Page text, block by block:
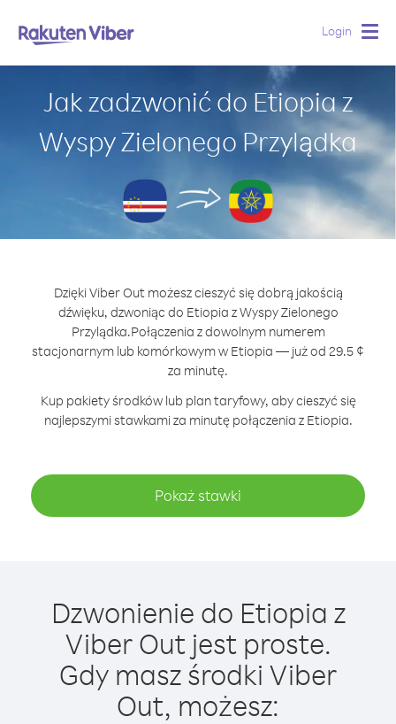
Login
Jak zadzwonić do Etiopia z
Wyspy Zielonego Przylądka
Dzięki Viber Out możesz cieszyć się dobrą jakością
dźwięku, dzwoniąc do Etiopia z Wyspy Zielonego
Przylądka.Połączenia z dowolnym numerem
stacjonarnym lub komórkowym w Etiopia — już od 29.5 ¢
za minutę.
Kup pakiety środków lub plan taryfowy, aby cieszyć się
najlepszymi stawkami za minutę połączenia z Etiopia.
Pokaż stawki
Dzwonienie do Etiopia z
Viber Out jest proste.
Gdy masz środki Viber
Out, możesz: